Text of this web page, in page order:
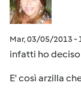
Mar, 03/05/2013 -
infatti ho deciso
E' così arzilla